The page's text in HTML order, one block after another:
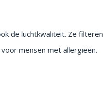
de luchtkwaliteit. Ze filteren
mensen met allergieën.